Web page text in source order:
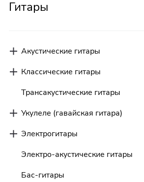
Гитары
Акустические гитары
Классические гитары
Трансакустические гитары
Укулеле (гавайская гитара)
Электрогитары
Электро-акустические гитары
Бас-гитары